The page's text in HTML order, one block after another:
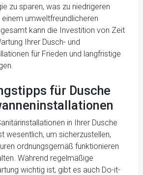
zu sparen, was zu niedrigeren
umweltfreundlicheren
kann die Investition von Zeit
Ihrer Dusch- und
für Frieden und langfristige
für Dusche
in Ihrer Dusche
wesentlich, um sicherzustellen,
ordnungsgemäß funktionieren
Während regelmäßige
wichtig ist, gibt es auch Do-it-